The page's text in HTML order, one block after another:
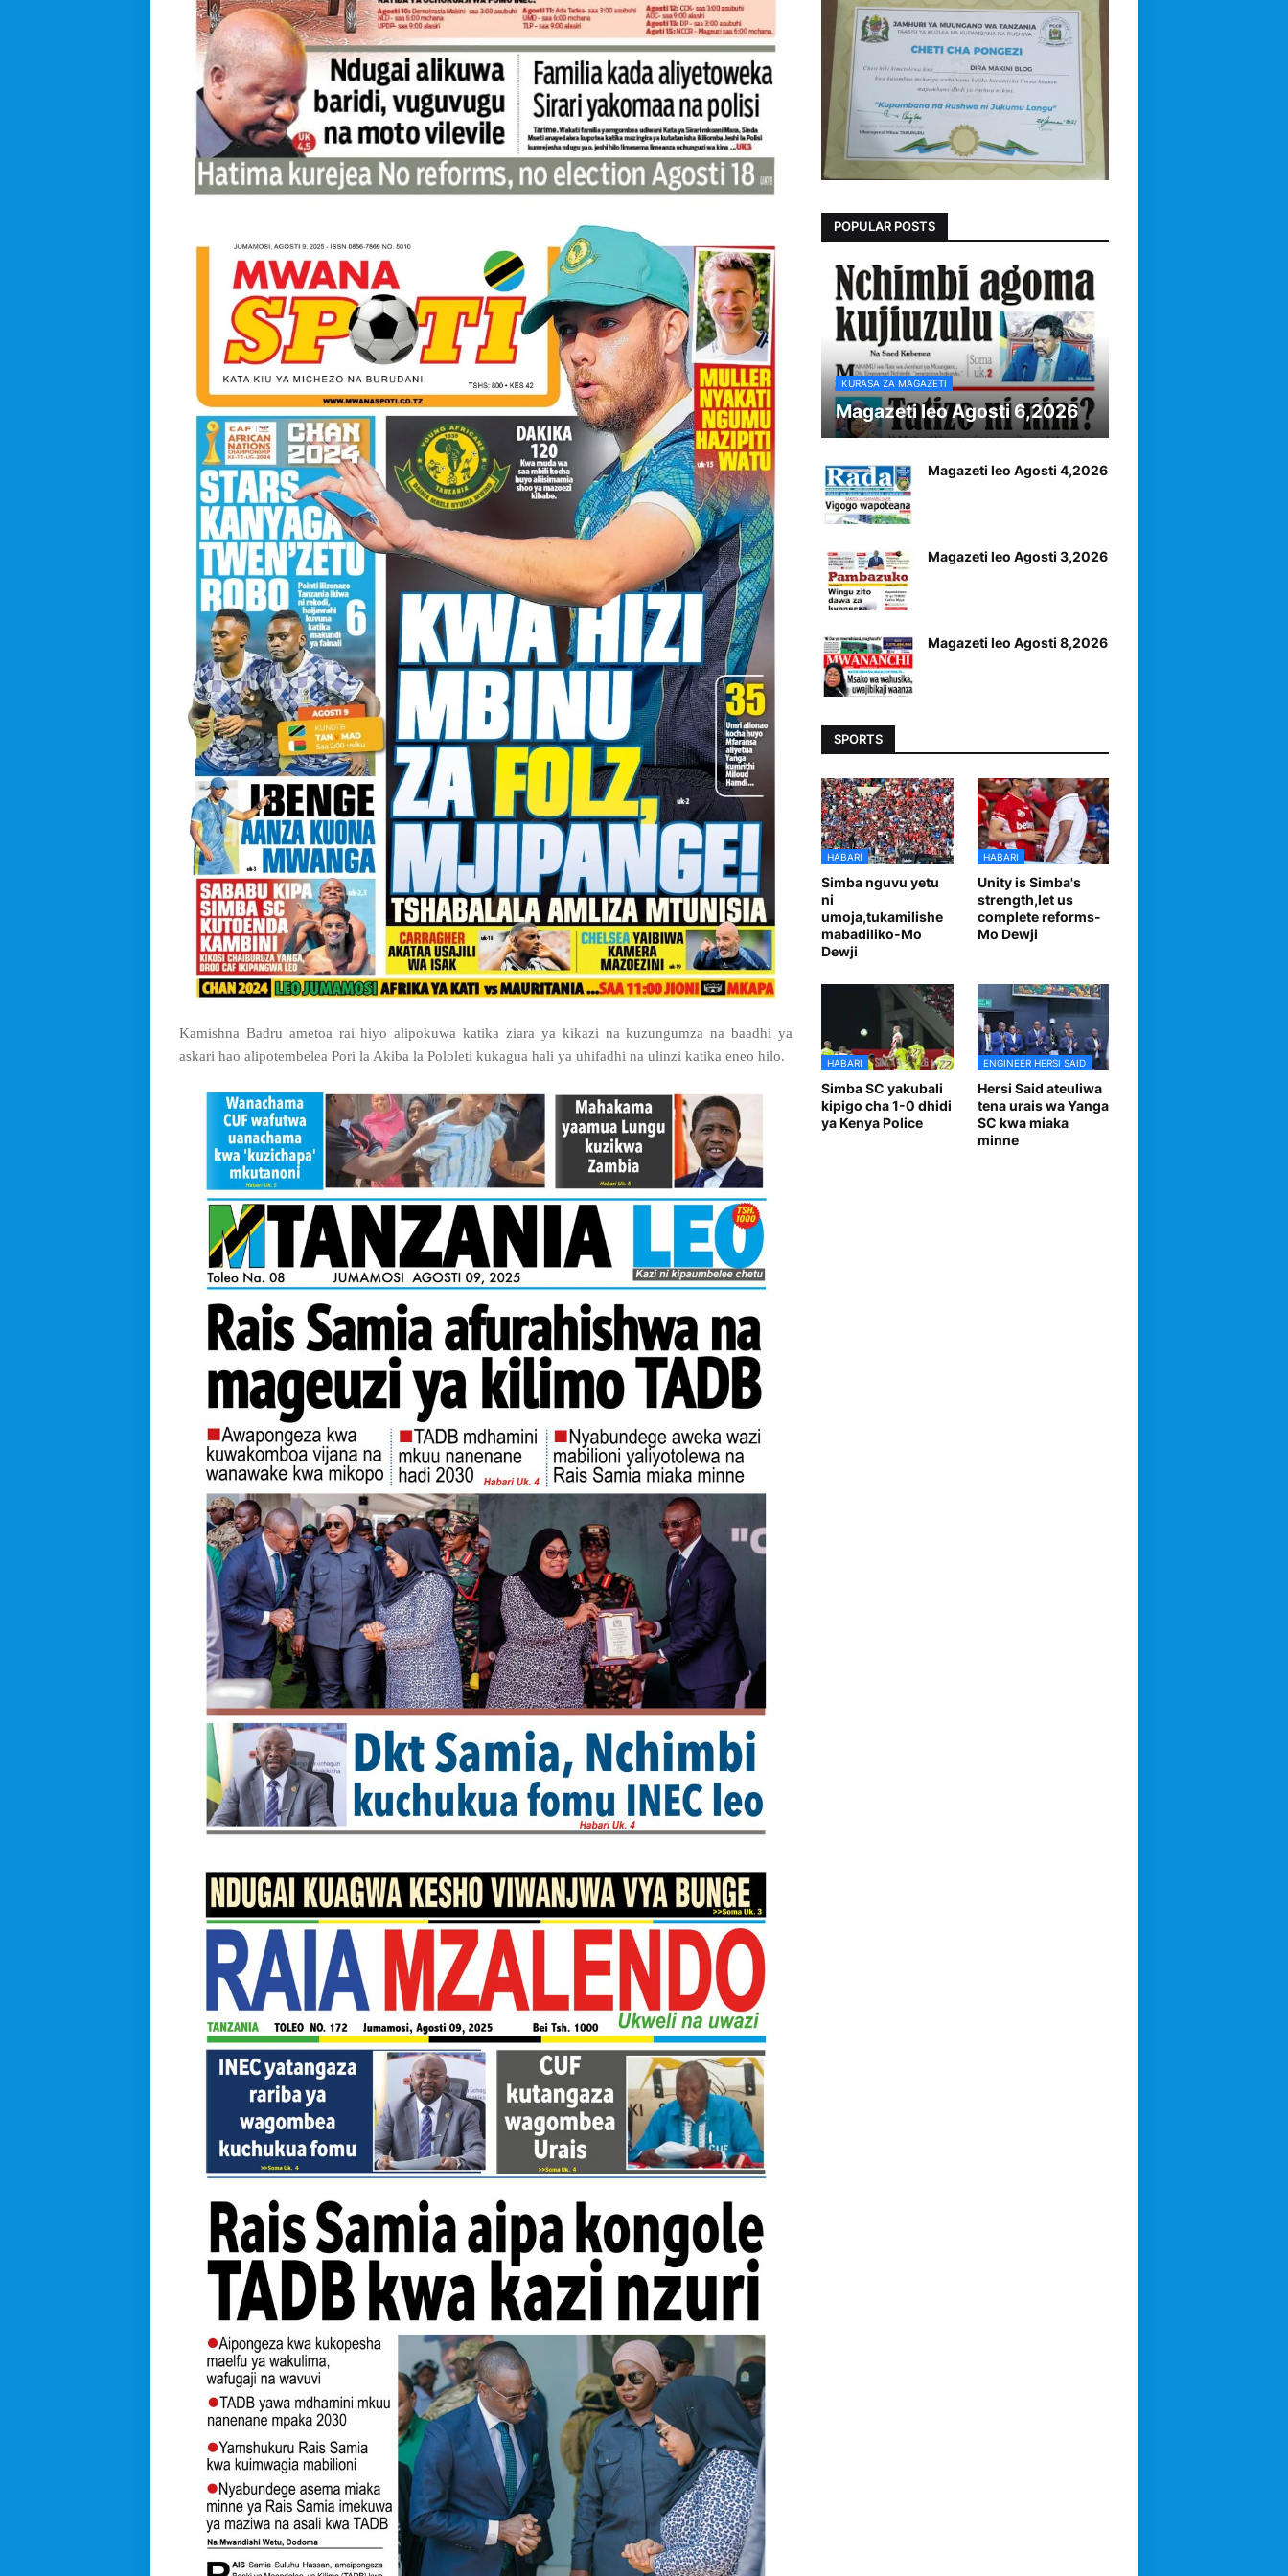
Kamishna Badru ametoa rai hiyo alipokuwa katika ziara ya kikazi na kuzungumza na baadhi ya
askari hao alipotembelea Pori la Akiba la Pololeti kukagua hali ya uhifadhi na ulinzi katika eneo hilo.
POPULAR POSTS
KURASA ZA MAGAZETI
Magazeti leo Agosti 6,2026
Magazeti leo Agosti 4,2026
Magazeti leo Agosti 3,2026
Magazeti leo Agosti 8,2026
SPORTS
HABARI
Simba nguvu yetu
ni
umoja,tukamilishe
mabadiliko-Mo
Dewji
HABARI
Unity is Simba's
strength,let us
complete reforms-
Mo Dewji
HABARI
Simba SC yakubali
kipigo cha 1-0 dhidi
ya Kenya Police
ENGINEER HERSI SAID
Hersi Said ateuliwa
tena urais wa Yanga
SC kwa miaka
minne